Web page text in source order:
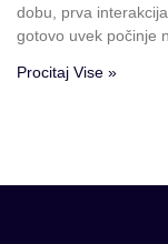
dobu, prva
gotovo uvek počinje
Procitaj Vise »